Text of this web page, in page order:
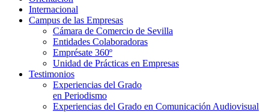
Internacional
Campus de las Empresas
Cámara de Comercio de Sevilla
Entidades Colaboradoras
Emprésate 360º
Unidad de Prácticas en Empresas
Testimonios
Experiencias del Grado
en Periodismo
Experiencias del Grado en Comunicación Audiovisual